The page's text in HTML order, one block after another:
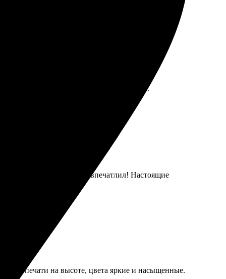
качеством и скоростью выполнения.
качественно. Результат впечатлил! Настоящие
печати на высоте, цвета яркие и насыщенные.